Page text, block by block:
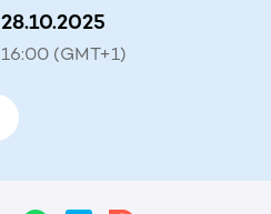
28.10.2025
16:00 (GMT+1)